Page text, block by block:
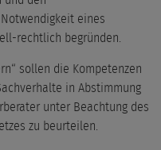
eines
rechtlich begründen.
sollen die Kompetenzen
in Abstimmung
unter Beachtung des
zu beurteilen.